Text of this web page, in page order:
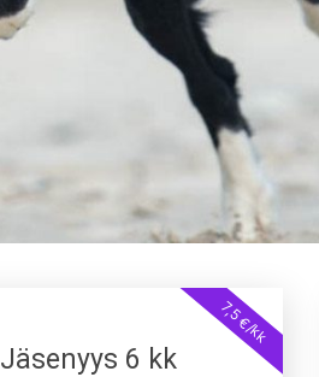
7,5 €/kk
Jäsenyys 6 kk